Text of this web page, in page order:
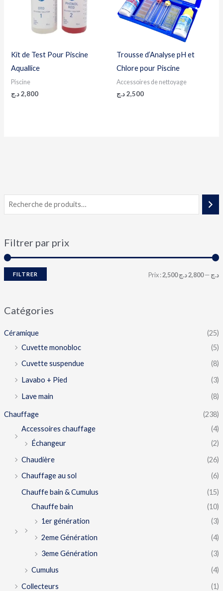
Filtrer par prix
FILTRER Prix : 2,500 د.ج—2,800 د.ج
Catégories
Céramique
(25)
Cuvette monobloc
(5)
Cuvette suspendue
(8)
Lavabo + Pied
(3)
Lave main
(8)
Chauffage
(238)
Accessoires chauffage
(4)
Échangeur
(2)
Chaudière
(26)
Chauffage au sol
(6)
Chauffe bain & Cumulus
(15)
Chauffe bain
(10)
1er génération
(3)
2eme Génération
(4)
3eme Génération
(3)
Cumulus
(4)
Collecteurs
(1)
Kit de Test Pour Piscine
Aquallice
Piscine
2,800 د.ج
Trousse d’Analyse pH et
Chlore pour Piscine
Accessoires de nettoyage
2,500د.ج